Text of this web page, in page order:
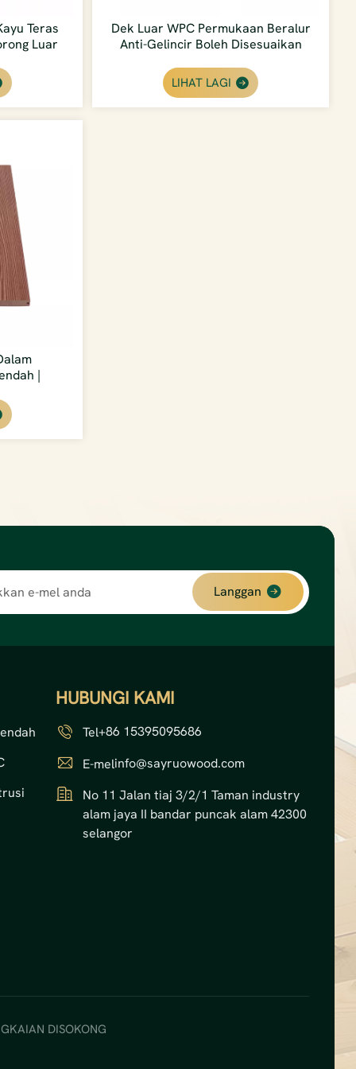
Teras
Luar
Dek Luar WPC Permukaan Beralur
Anti-Gelincir Boleh Disesuaikan
LIHAT LAGI
|
Langgan
HUBUNGI KAMI
Tel+86 15395095686
E-melinfo@sayruowood.com
No 11 Jalan tiaj 3/2/1 Taman industry
alam jaya II bandar puncak alam 42300
selangor
DISOKONG